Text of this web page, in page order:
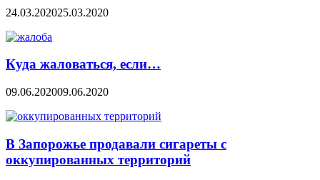
24.03.202025.03.2020
Куда жаловаться, если…
09.06.202009.06.2020
В Запорожье продавали сигареты с
оккупированных территорий